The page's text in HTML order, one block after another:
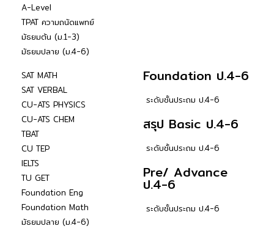
A-Level
TPAT ความถนัดแพทย์
มัธยมต้น (ม.1-3)
มัธยมปลาย (ม.4-6)
SAT MATH
SAT VERBAL
CU-ATS PHYSICS
CU-ATS CHEM
TBAT
CU TEP
IELTS
TU GET
Foundation Eng
Foundation Math
มัธยมปลาย (ม.4-6)
Foundation ป.4-6
ระดับชั้นประถม ป.4-6
สรุป Basic ป.4-6
ระดับชั้นประถม ป.4-6
Pre/ Advance
ป.4-6
ระดับชั้นประถม ป.4-6